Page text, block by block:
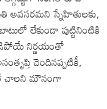
అవసరమని స్నేహితులకు,
లేకుండా పుట్టినింటికి
నిర్ణయంతో
చెందినప్పటికీ,
చాలని మౌనంగా